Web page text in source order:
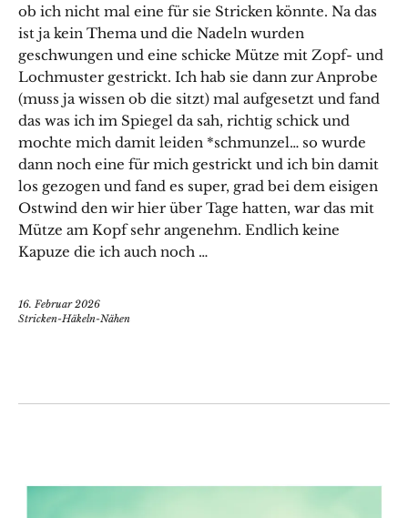
ob ich nicht mal eine für sie Stricken könnte. Na das
ist ja kein Thema und die Nadeln wurden
geschwungen und eine schicke Mütze mit Zopf- und
Lochmuster gestrickt. Ich hab sie dann zur Anprobe
(muss ja wissen ob die sitzt) mal aufgesetzt und fand
das was ich im Spiegel da sah, richtig schick und
mochte mich damit leiden *schmunzel… so wurde
dann noch eine für mich gestrickt und ich bin damit
los gezogen und fand es super, grad bei dem eisigen
Ostwind den wir hier über Tage hatten, war das mit
Mütze am Kopf sehr angenehm. Endlich keine
Kapuze die ich auch noch …
16. Februar 2026
Stricken-Häkeln-Nähen